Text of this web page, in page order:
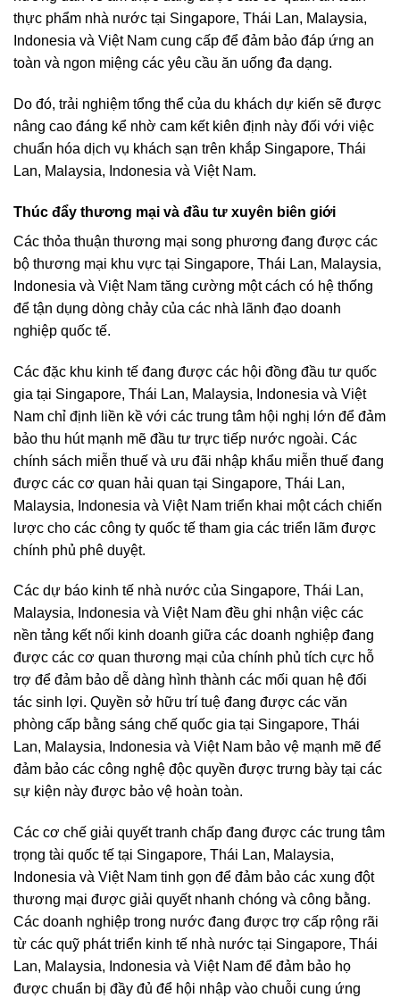
thực phẩm nhà nước tại Singapore, Thái Lan, Malaysia,
Indonesia và Việt Nam cung cấp để đảm bảo đáp ứng an
toàn và ngon miệng các yêu cầu ăn uống đa dạng.
Do đó, trải nghiệm tổng thể của du khách dự kiến ​​sẽ được
nâng cao đáng kể nhờ cam kết kiên định này đối với việc
chuẩn hóa dịch vụ khách sạn trên khắp Singapore, Thái
Lan, Malaysia, Indonesia và Việt Nam.
Thúc đẩy thương mại và đầu tư xuyên biên giới
Các thỏa thuận thương mại song phương đang được các
bộ thương mại khu vực tại Singapore, Thái Lan, Malaysia,
Indonesia và Việt Nam tăng cường một cách có hệ thống
để tận dụng dòng chảy của các nhà lãnh đạo doanh
nghiệp quốc tế.
Các đặc khu kinh tế đang được các hội đồng đầu tư quốc
gia tại Singapore, Thái Lan, Malaysia, Indonesia và Việt
Nam chỉ định liền kề với các trung tâm hội nghị lớn để đảm
bảo thu hút mạnh mẽ đầu tư trực tiếp nước ngoài. Các
chính sách miễn thuế và ưu đãi nhập khẩu miễn thuế đang
được các cơ quan hải quan tại Singapore, Thái Lan,
Malaysia, Indonesia và Việt Nam triển khai một cách chiến
lược cho các công ty quốc tế tham gia các triển lãm được
chính phủ phê duyệt.
Các dự báo kinh tế nhà nước của Singapore, Thái Lan,
Malaysia, Indonesia và Việt Nam đều ghi nhận việc các
nền tảng kết nối kinh doanh giữa các doanh nghiệp đang
được các cơ quan thương mại của chính phủ tích cực hỗ
trợ để đảm bảo dễ dàng hình thành các mối quan hệ đối
tác sinh lợi. Quyền sở hữu trí tuệ đang được các văn
phòng cấp bằng sáng chế quốc gia tại Singapore, Thái
Lan, Malaysia, Indonesia và Việt Nam bảo vệ mạnh mẽ để
đảm bảo các công nghệ độc quyền được trưng bày tại các
sự kiện này được bảo vệ hoàn toàn.
Các cơ chế giải quyết tranh chấp đang được các trung tâm
trọng tài quốc tế tại Singapore, Thái Lan, Malaysia,
Indonesia và Việt Nam tinh gọn để đảm bảo các xung đột
thương mại được giải quyết nhanh chóng và công bằng.
Các doanh nghiệp trong nước đang được trợ cấp rộng rãi
từ các quỹ phát triển kinh tế nhà nước tại Singapore, Thái
Lan, Malaysia, Indonesia và Việt Nam để đảm bảo họ
được chuẩn bị đầy đủ để hội nhập vào chuỗi cung ứng